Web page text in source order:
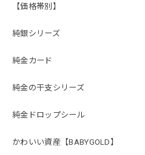
【価格帯別】
純銀シリーズ
純金カード
純金の干支シリーズ
純金ドロップシール
かわいい資産【BABYGOLD】